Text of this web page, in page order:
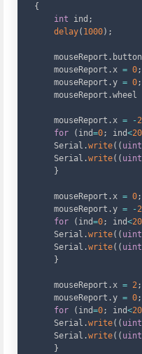
{
int ind ;
delay( 1000) ;
    mouseReport
.
    mouseReport
.x = 0;
    mouseReport
.y = 0;
    mouseReport
.wheel
    mouseReport
.x = - 2
for
( ind=0; ind<20
    Serial
.write( (
    Serial
.write( (
}
    mouseReport
.x = 0;
    mouseReport
.y = - 2
for
( ind=0; ind<20
    Serial
.write( (
    Serial
.write( (
}
    mouseReport
.x = 2;
    mouseReport
.y = 0;
for
( ind=0; ind<20
    Serial
.write( (
    Serial
.write( (
}